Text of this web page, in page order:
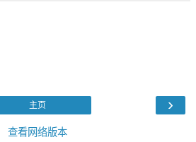
›
主页
查看网络版本